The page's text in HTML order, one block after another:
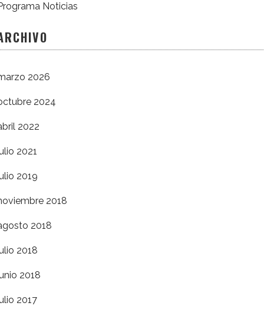
Noticias
2026
2024
2022
2021
2019
2018
2018
2018
2018
2017